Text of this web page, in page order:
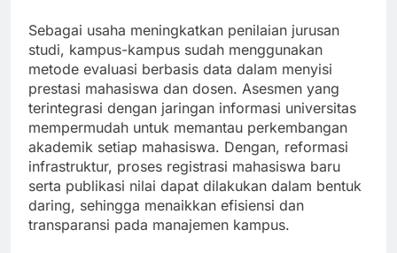
Sebagai usaha meningkatkan penilaian jurusan
studi, kampus-kampus sudah menggunakan
metode evaluasi berbasis data dalam menyisi
prestasi mahasiswa dan dosen. Asesmen yang
terintegrasi dengan jaringan informasi universitas
mempermudah untuk memantau perkembangan
akademik setiap mahasiswa. Dengan, reformasi
infrastruktur, proses registrasi mahasiswa baru
serta publikasi nilai dapat dilakukan dalam bentuk
daring, sehingga menaikkan efisiensi dan
transparansi pada manajemen kampus.